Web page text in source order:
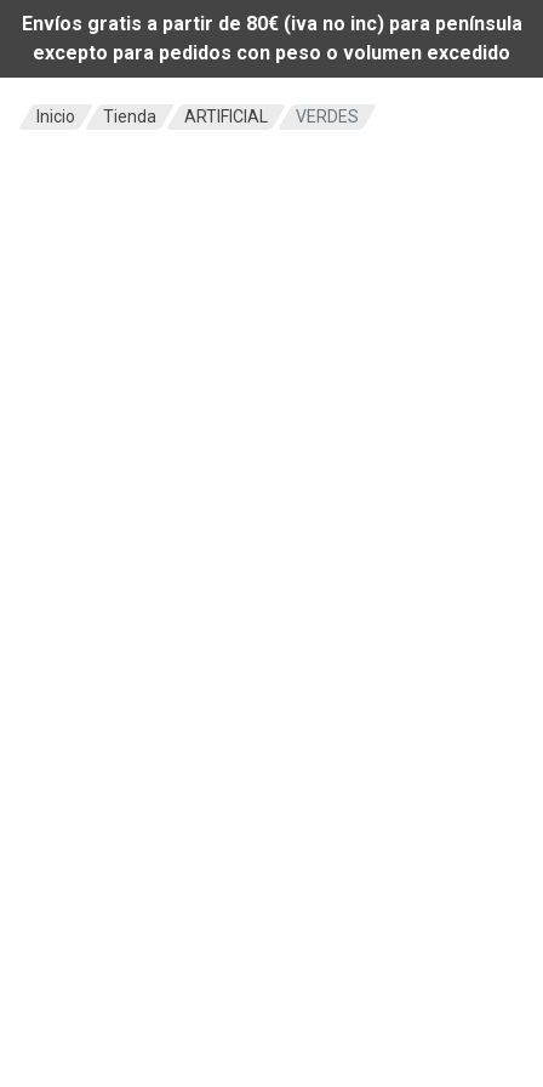
Envíos gratis a partir de 80€ (iva no inc) para península
excepto para pedidos con peso o volumen excedido
Inicio Tienda ARTIFICIAL VERDES